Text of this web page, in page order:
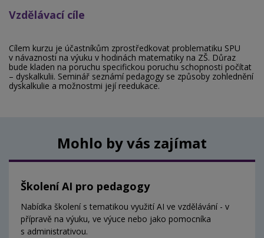
Vzdělávací cíle
Cílem kurzu je účastníkům zprostředkovat problematiku SPU
v návaznosti na výuku v hodinách matematiky na ZŠ. Důraz
bude kladen na poruchu specifickou poruchu schopnosti počítat
– dyskalkulii. Seminář seznámí pedagogy se způsoby zohlednění
dyskalkulie a možnostmi její reedukace.
Mohlo by vás zajímat
Školení AI pro pedagogy
Nabídka školení s tematikou využití AI ve vzdělávání - v
přípravě na výuku, ve výuce nebo jako pomocníka
s administrativou.